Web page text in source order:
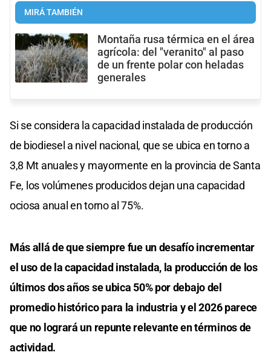
MIRÁ TAMBIÉN
Montaña rusa térmica en el área
agrícola: del "veranito" al paso
de un frente polar con heladas
generales
Si se considera la capacidad instalada de producción
de biodiesel a nivel nacional, que se ubica en torno a
3,8 Mt anuales y mayormente en la provincia de Santa
Fe, los volúmenes producidos dejan una capacidad
ociosa anual en torno al 75%.
Más allá de que siempre fue un desafío incrementar
el uso de la capacidad instalada, la producción de los
últimos dos años se ubica 50% por debajo del
promedio histórico para la industria y el 2026 parece
que no logrará un repunte relevante en términos de
actividad.